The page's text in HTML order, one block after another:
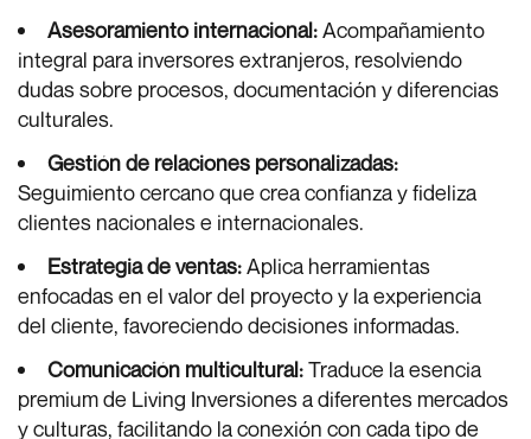
Asesoramiento internacional:Acompañamiento
integral para inversores extranjeros, resolviendo
dudas sobre procesos, documentación y diferencias
culturales.
Gestión de relaciones personalizadas:
Seguimiento cercano que crea confianza y fideliza
clientes nacionales e internacionales.
Estrategia de ventas:Aplica herramientas
enfocadas en el valor del proyecto y la experiencia
del cliente, favoreciendo decisiones informadas.
Comunicación multicultural:Traduce la esencia
premium de Living Inversiones a diferentes mercados
y culturas, facilitando la conexión con cada tipo de